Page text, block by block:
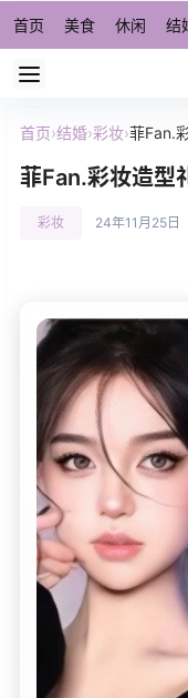
首页 美食 休闲 结
首页›结婚›彩妆›菲Fan.
菲Fan.彩妆造型
彩妆 24年11月25日